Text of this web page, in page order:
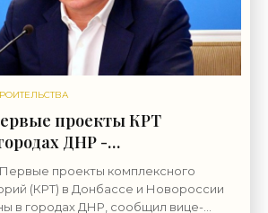
проекты КРТ
ДНР -
проекты комплексного
(КРТ) в Донбассе и Новороссии
в городах ДНР, сообщил вице-